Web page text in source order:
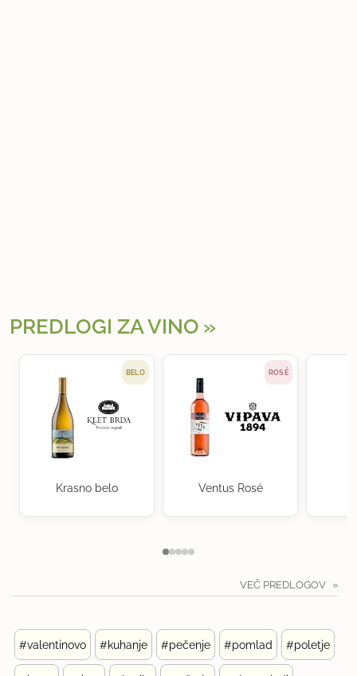
PREDLOGI ZA VINO
BELO
Krasno belo
ROSÉ
Ventus Rosé
VEČ PREDLOGOV
#valentinovo #kuhanje #pečenje #pomlad #poletje